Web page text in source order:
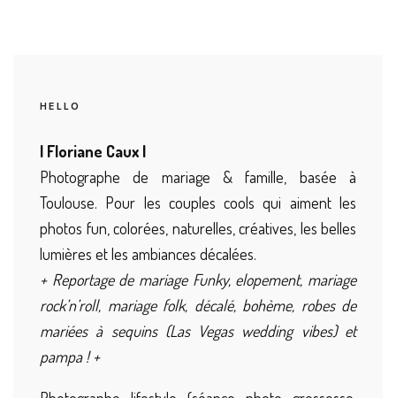
HELLO
| Floriane Caux |
Photographe de mariage & famille, basée à
Toulouse. Pour les couples cools qui aiment les
photos fun, colorées, naturelles, créatives, les belles
lumières et les ambiances décalées.
+ Reportage de mariage Funky, elopement, mariage
rock’n’roll, mariage folk, décalé, bohème, robes de
mariées à sequins (Las Vegas wedding vibes) et
pampa ! +